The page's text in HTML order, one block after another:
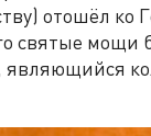
отошёл ко
святые мощи
являющийся